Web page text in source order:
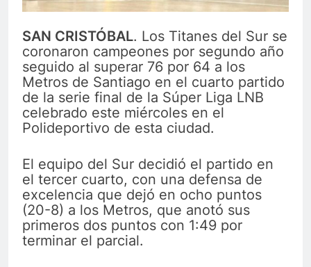
SAN CRISTÓBAL. Los Titanes del Sur se
coronaron campeones por segundo año
seguido al superar 76 por 64 a los
Metros de Santiago en el cuarto partido
de la serie final de la Súper Liga LNB
celebrado este miércoles en el
Polideportivo de esta ciudad.
El equipo del Sur decidió el partido en
el tercer cuarto, con una defensa de
excelencia que dejó en ocho puntos
(20-8) a los Metros, que anotó sus
primeros dos puntos con 1:49 por
terminar el parcial.